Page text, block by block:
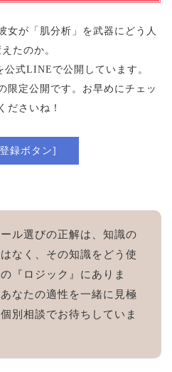
女が「肌分析」を武器にどう人
たのか。
式LINEで公開しています。
限定公開です。お早めにチェッ
ださいね！
録ボタン]
ル選びの正解は、知識の
なく、その知識をどう使
『ロジック』にありま
なたの適性を一緒に見極
別相談でお待ちしていま